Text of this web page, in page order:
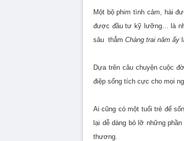
Một bộ phim tình cảm, hài
được đầu tư kỹ lưỡng… là
sâu thẳm Chàng trai năm ấy
Dựa trên câu chuyện cuộc
điệp sống tích cực cho mọi
Ai cũng có một tuổi trẻ để
lại dễ dàng bỏ lỡ những
thương.